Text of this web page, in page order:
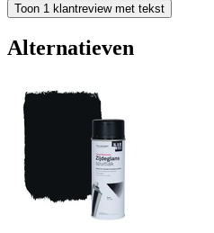
Toon 1 klantreview met tekst
Alternatieven